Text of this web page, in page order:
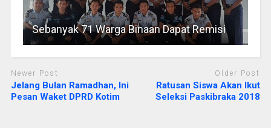
Sebanyak 71 Warga Binaan Dapat Remisi
Newer Post
Jelang Bulan Ramadhan, Ini
Pesan Waket DPRD Kotim
Older Post
Ratusan Siswa Akan Ikut
Seleksi Paskibraka 2018